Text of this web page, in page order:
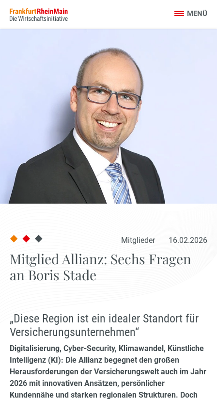
Mitglieder 16.02.2026
Mitglied Allianz: Sechs Fragen
an Boris Stade
„Diese Region ist ein idealer Standort für
Versicherungsunternehmen“
Digitalisierung, Cyber-Security, Klimawandel, Künstliche
Intelligenz (KI): Die Allianz begegnet den großen
Herausforderungen der Versicherungswelt auch im Jahr
2026 mit innovativen Ansätzen, persönlicher
Kundennähe und starken regionalen Strukturen. Doch